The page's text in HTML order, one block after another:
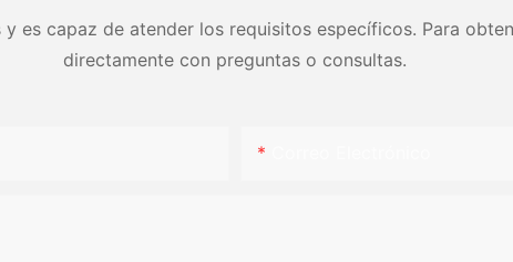
es capaz de atender los requisitos específicos. Para
directamente con preguntas o consultas.